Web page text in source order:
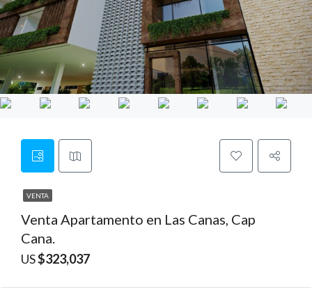
VENTA
Venta Apartamento en Las Canas, Cap
Cana.
US$323,037